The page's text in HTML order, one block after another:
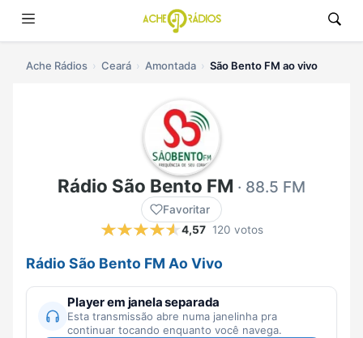
Ache Rádios Ceará Amontada São Bento FM ao vivo
Rádio São Bento FM · 88.5 FM
Favoritar
4,57 120 votos
Rádio São Bento FM Ao Vivo
Player em janela separada
Esta transmissão abre numa janelinha pra
continuar tocando enquanto você navega.